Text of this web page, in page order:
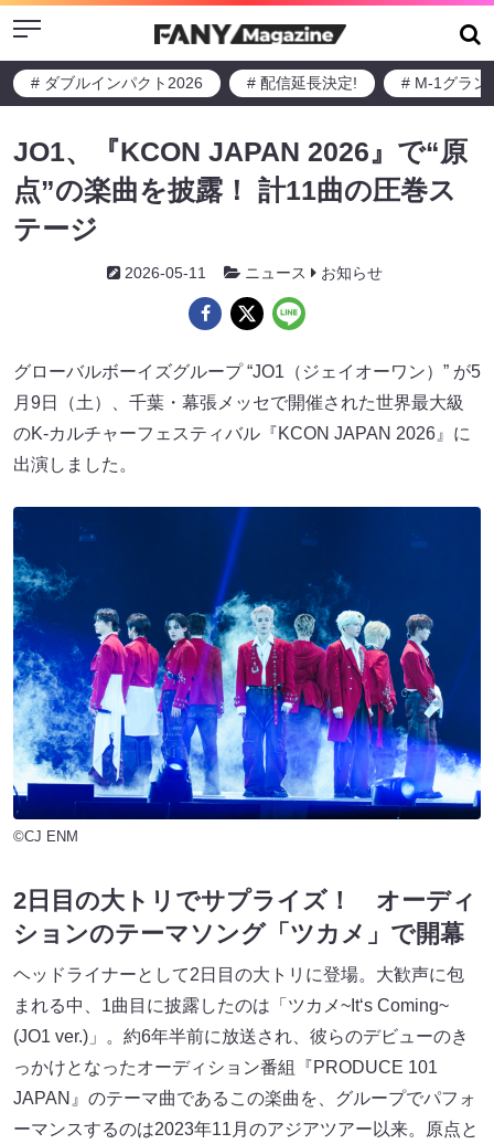
Menu
# ダブルインパクト2026 # 配信延長決定! # M-1グラン
JO1、『KCON JAPAN 2026』で“原
点”の楽曲を披露！ 計11曲の圧巻ス
テージ
2026-05-11 ニュース お知らせ
グローバルボーイズグループ “JO1（ジェイオーワン）” が5
月9日（土）、千葉・幕張メッセで開催された世界最大級
のK-カルチャーフェスティバル『KCON JAPAN 2026』に
出演しました。
©CJ ENM
2日目の大トリでサプライズ！ オーディ
ションのテーマソング「ツカメ」で開幕
ヘッドライナーとして2日目の大トリに登場。大歓声に包
まれる中、1曲目に披露したのは「ツカメ~It‘s Coming~
(JO1 ver.)」。約6年半前に放送され、彼らのデビューのき
っかけとなったオーディション番組『PRODUCE 101
JAPAN』のテーマ曲であるこの楽曲を、グループでパフォ
ーマンスするのは2023年11月のアジアツアー以来。原点と